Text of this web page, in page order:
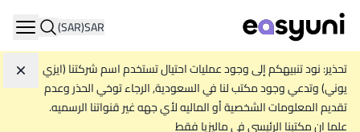
SAR
(SAR)
تحذير: نود تنبيهكم إلى وجود عمليات احتيال تستخدم اسم شركتنا (ايزي
يوني) وتدعي وجود مكتب لنا في السعودية, الرجاء توخي الحذر وعدم
تقديم المعلومات الشخصية أو الماليه لأي جهه غير قنواتنا الرسميه.
علما ان مكتبنا الرئيسي في ماليزيا فقط